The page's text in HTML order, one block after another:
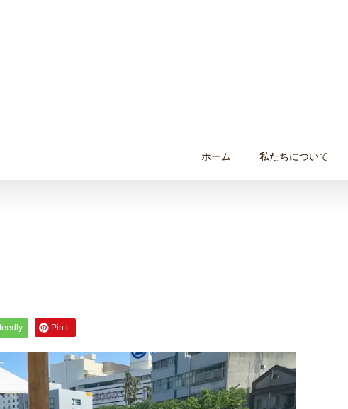
ホーム 私たちについて
feedly Pin it